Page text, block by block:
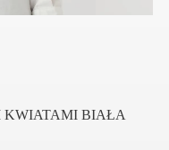
KWIATAMI BIAŁA